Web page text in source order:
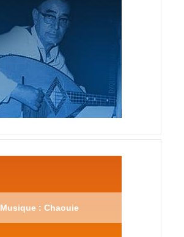
Musique : Chaouie